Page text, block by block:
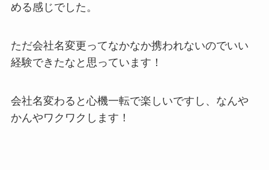
める感じでした。
ただ会社名変更ってなかなか携われないのでいい
経験できたなと思っています！
会社名変わると心機一転で楽しいですし、なんや
かんやワクワクします！